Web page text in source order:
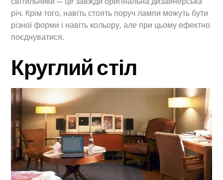
річ. Крім того, навіть стоять поруч лампи можуть бути
різної форми і навіть кольору, але при цьому ефектно
поєднуватися.
Круглий стіл